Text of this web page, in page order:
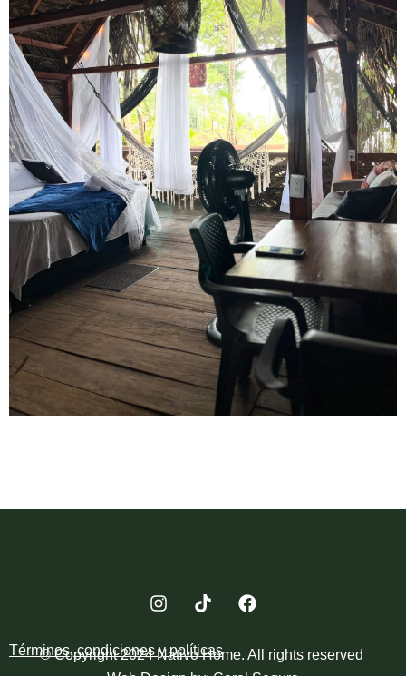
Términos, condiciones y políticas
© Copyright 2024 Nativo Home. All rights reserved